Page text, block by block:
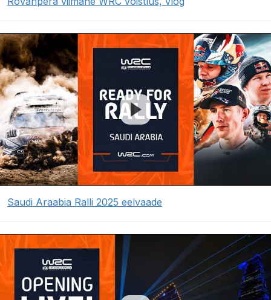
Saudi Araabia Ralli 2025 eelvaade